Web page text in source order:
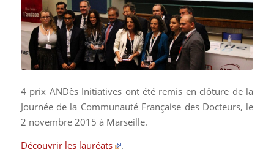
4 prix ANDès Initiatives ont été remis en clôture de la
Journée de la Communauté Française des Docteurs, le
2 novembre 2015 à Marseille.
Découvrir les lauréats
.